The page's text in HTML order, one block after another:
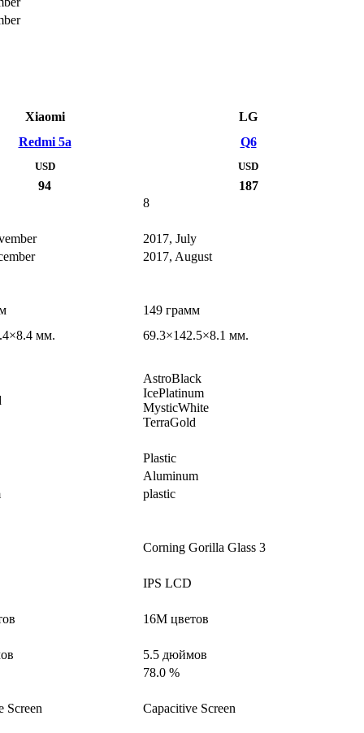
Xiaomi
LG
Redmi 5a Q6
USD
94
USD
187
8
2017, July
2017, August
149 грамм
мм.
69.3×142.5×8.1 мм.
AstroBlack
IcePlatinum
MysticWhite
TerraGold
Plastic
Aluminum
plastic
Corning Gorilla Glass 3
IPS LCD
16M цветов
5.5 дюймов
78.0 %
Screen
Capacitive Screen